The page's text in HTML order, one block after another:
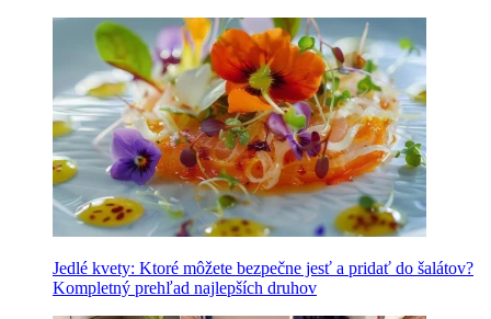
Jedlé kvety: Ktoré môžete bezpečne jesť a pridať do šalátov?
Kompletný prehľad najlepších druhov